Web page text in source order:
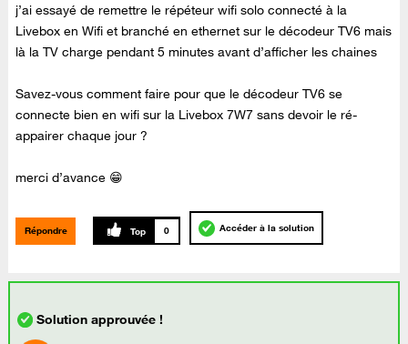
j’ai essayé de remettre le répéteur wifi solo connecté à la
Livebox en Wifi et branché en ethernet sur le décodeur TV6 mais
là la TV charge pendant 5 minutes avant d’afficher les chaines
Savez-vous comment faire pour que le décodeur TV6 se
connecte bien en wifi sur la Livebox 7W7 sans devoir le ré-
appairer chaque jour ?
merci d’avance 😁
Répondre 0 Accéder à la solution